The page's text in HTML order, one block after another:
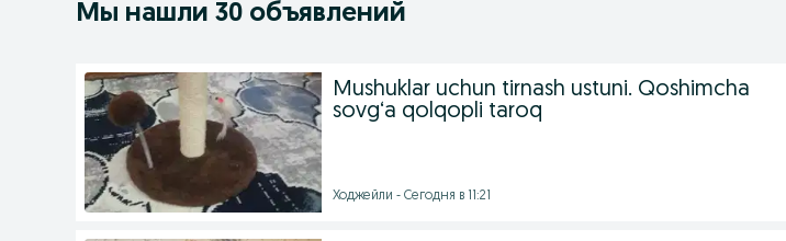
Мы нашли 30 объявлений
Mushuklar uchun tirnash ustuni. Qoshimcha
sovg‘a qolqopli taroq
Ходжейли - Сегодня в 11:21